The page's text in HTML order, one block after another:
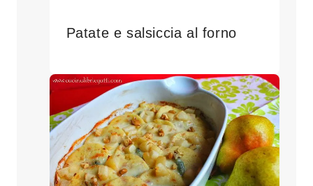
Patate e salsiccia al forno